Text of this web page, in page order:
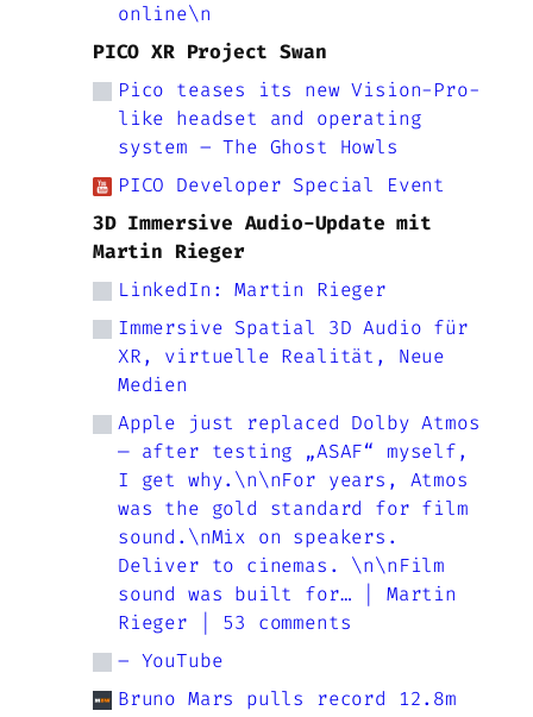
online\n
PICO XR Project Swan
Pico teases its new Vision-Pro-
like headset and operating
system – The Ghost Howls
PICO Developer Special Event
3D Immersive Audio-Update mit
Martin Rieger
LinkedIn: Martin Rieger
Immersive Spatial 3D Audio für
XR, virtuelle Realität, Neue
Medien
Apple just replaced Dolby Atmos
— after testing „ASAF“ myself,
I get why.\n\nFor years, Atmos
was the gold standard for film
sound.\nMix on speakers.
Deliver to cinemas. \n\nFilm
sound was built for… | Martin
Rieger | 53 comments
– YouTube
Bruno Mars pulls record 12.8m